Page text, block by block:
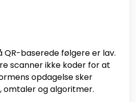
baserede følgere er lav.
scanner ikke koder for at
opdagelse sker
omtaler og algoritmer.